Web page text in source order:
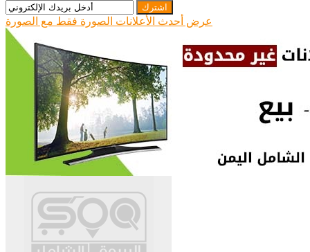
اشترك
عرض أحدث الأعلانات الصورة فقط مع الصورة